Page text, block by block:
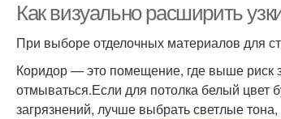
Как визуально расширить
При выборе отделочных материалов для
Коридор — это помещение, где выше риск
отмываться.Если для потолка белый цвет
загрязнений, лучше выбрать светлые